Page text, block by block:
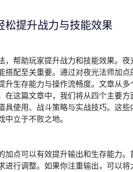
松提升战力与技能效果
帮助玩家提升战力和技能效果。夜
配至关重要。通过对夜光法师加点
生存能力与操作流畅度。文章从多
这篇文章中，我们将从四个主要方
使用、战斗策略与实战技巧。这些
立于不败之地。
点可以有效提升输出和生存能力。
行调整。如果你注重输出，可以将